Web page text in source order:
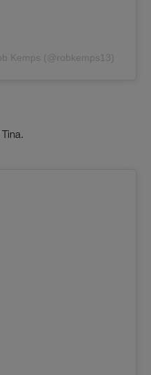
Kemps (@robkemps13)